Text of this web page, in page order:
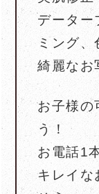
データー
ミング、
綺麗なお
お子様の
う！
お電話1
キレイな